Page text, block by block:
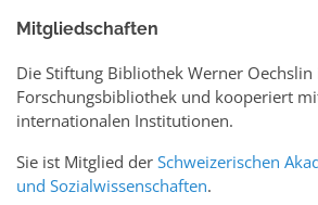
Mitgliedschaften
Die Stiftung Bibliothek Werner Oechslin
Forschungsbibliothek und kooperiert
internationalen Institutionen.
Sie ist Mitglied der Schweizerischen
und Sozialwissenschaften.